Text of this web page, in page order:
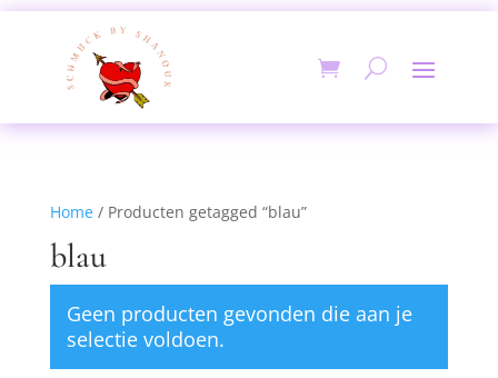
Home/ Producten getagged “blau”
blau
Geen producten gevonden die aan je
selectie voldoen.